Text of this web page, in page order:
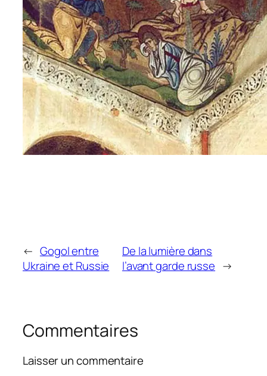
← Gogol entre
Ukraine et Russie
De la lumière dans
l’avant garde russe →
Commentaires
Laisser un commentaire